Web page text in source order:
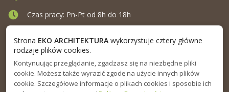
MENU
Czas pracy: Pn-Pt od 8h do 18h
Strona EKO ARCHITEKTURAwykorzystuje cztery główne
rodzaje plików cookies.
Kontynuując przeglądanie, zgadzasz się na niezbędne pliki
cookie. Możesz także wyrazić zgodę na użycie innych plików
cookie. Szczegółowe informacje o plikach cookies i sposobie ich